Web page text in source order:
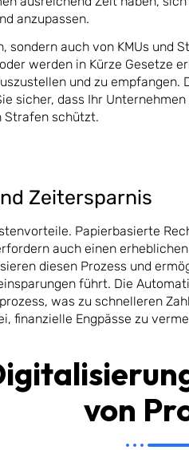
anzupassen.
auch von KMUs und
werden in Kürze Gesetze
und zu empfangen.
sicher, dass Ihr
Strafen schützt.
Zeitersparnis
Papierbasierte
auch einen
diesen Prozess und
führt. Die
was zu schnelleren
finanzielle Engpässe zu
von